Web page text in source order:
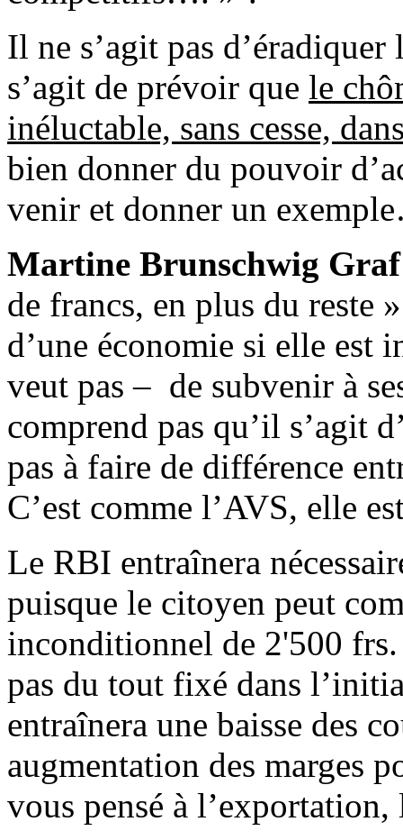
Il ne s’agit pas
s’agit de prévoir que le
inéluctable, sans cesse,
bien donner du pouvoir
venir et donner un
Martine Brunschwig Graf
de francs, en plus du reste
d’une économie si elle est
veut pas – de subvenir à
comprend pas qu’il s’agit
pas à faire de différence
C’est comme l’AVS, elle
Le RBI entraînera
puisque le citoyen peut
inconditionnel de 2'500 frs.
pas du tout fixé dans
entraînera une baisse des
augmentation des marges
vous pensé à